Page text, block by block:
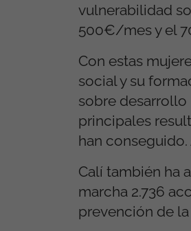
vulnerabilidad
500€/mes y el
Con estas
social y su
sobre desarrollo
principales
han
Calí también ha
marcha 2.736
prevención de la